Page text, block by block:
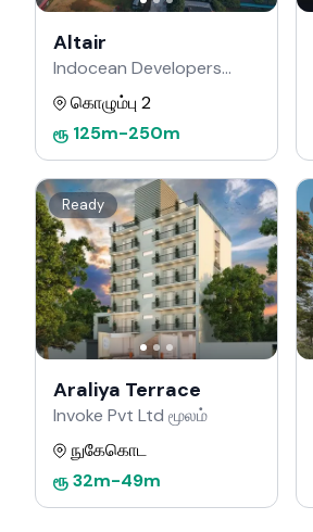
Altair
Indocean Developers
மூலம்கொழும்பு 2
ரூ 125m-250m
Ready
Araliya Terrace
Invoke Pvt Ltd மூலம்
நுகேகொட
ரூ32m-49m